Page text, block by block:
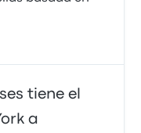
tiene el
a